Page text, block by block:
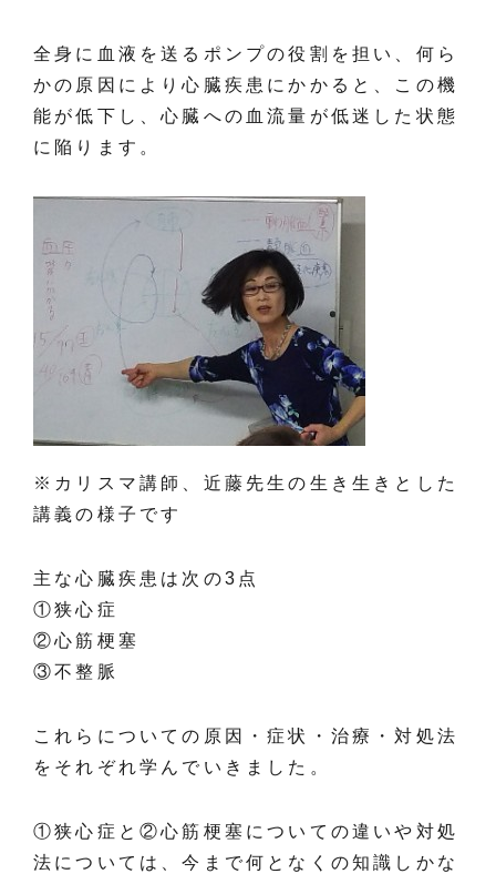
全身に血液を送るポンプの役割を担い、何ら
かの原因により心臓疾患にかかると、この機
能が低下し、心臓への血流量が低迷した状態
に陥ります。
※カリスマ講師、近藤先生の生き生きとした
講義の様子です
主な心臓疾患は次の3点
①狭心症
②心筋梗塞
③不整脈
これらについての原因・症状・治療・対処法
をそれぞれ学んでいきました。
①狭心症と②心筋梗塞についての違いや対処
法については、今まで何となくの知識しかな